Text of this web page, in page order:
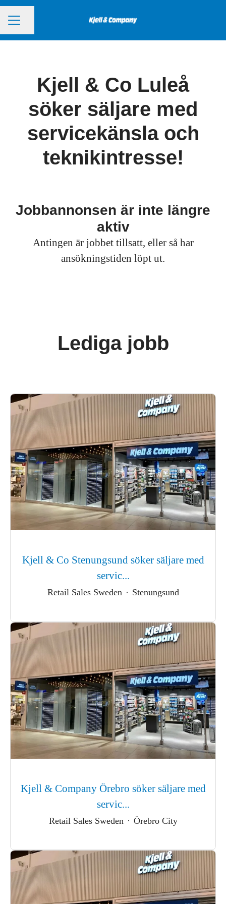
KARRIÄRMENY
Dela sidan
Kjell & Co Luleå
söker säljare med
servicekänsla och
teknikintresse!
Jobbannonsen är inte längre
aktiv
Antingen är jobbet tillsatt, eller så har
ansökningstiden löpt ut.
Lediga jobb
Kjell & Co Stenungsund söker säljare med
servic...
Retail Sales Sweden · Stenungsund
Kjell & Company Örebro söker säljare med
servic...
Retail Sales Sweden · Örebro City